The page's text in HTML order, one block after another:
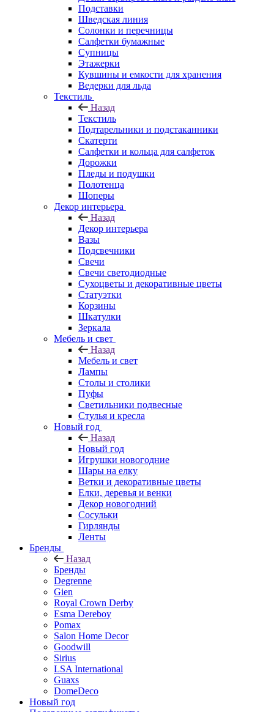
Подставки
Шведская линия
Солонки и перечницы
Салфетки бумажные
Супницы
Этажерки
Кувшины и емкости для хранения
Ведерки для льда
Текстиль
Назад
Текстиль
Подтарельники и подстаканники
Скатерти
Салфетки и кольца для салфеток
Дорожки
Пледы и подушки
Полотенца
Шоперы
Декор интерьера
Назад
Декор интерьера
Вазы
Подсвечники
Свечи
Свечи светодиодные
Сухоцветы и декоративные цветы
Статуэтки
Корзины
Шкатулки
Зеркала
Мебель и свет
Назад
Мебель и свет
Лампы
Столы и столики
Пуфы
Светильники подвесные
Стулья и кресла
Новый год
Назад
Новый год
Игрушки новогодние
Шары на елку
Ветки и декоративные цветы
Елки, деревья и венки
Декор новогодний
Сосульки
Гирлянды
Ленты
Бренды
Назад
Бренды
Degrenne
Gien
Royal Crown Derby
Esma Dereboy
Pomax
Salon Home Decor
Goodwill
Sirius
LSA International
Guaxs
DomeDeco
Новый год